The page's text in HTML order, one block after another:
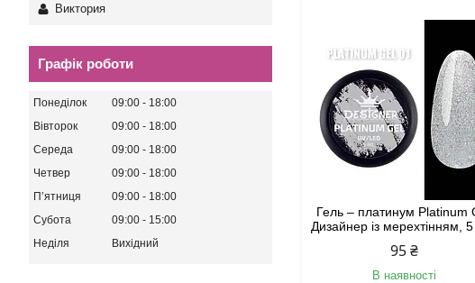
Гель – платинум Platinum
Дизайнер із мерехтінням,
95 ₴
В наявності
Виктория
Графік роботи
Понеділок 09:00
18:00
Вівторок
09:00
18:00
Середа
09:00
18:00
Четвер
09:00
18:00
Пʼятниця
09:00
18:00
Субота
09:00
15:00
Неділя
Вихідний